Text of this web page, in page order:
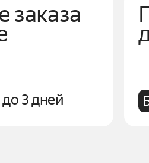
заказа
3 дней